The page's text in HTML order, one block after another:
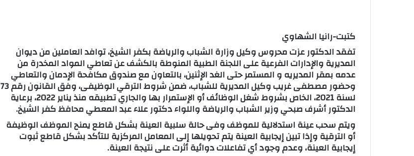
كتبت-رانيا الشهاوي
تفقد الدكتور عزت محروس وكيل وزارة الشباب والرياضة بكفر الشيخ، توافد العاملين من ديوان
المديرية والإدارات الفرعية على اللجنة الطبية المنوطة بالكشف عن تعاطي المواد المخدرة من
عدمه بمقر المديريه و المستمر حتى الغد الإثنين، بالتعاون مع صندوق مكافحة الإدمان والتعاطي
وحضور مصطفى غريب وكيل المديرية للشباب، ضمن شروط الترقي الوظيفى، وفق القانون رقم 73
لسنة 2021، الخاص بشروط شغل الوظائف أو الإستمرار بها والجاري تطبيقه منذ يناير 2022، برعاية
الدكتور أشرف صبحي وزير الشباب والرياضة واللواء دكتور علاء عبد المعطي محافظ كفر الشيخ.
ويتم سحب عينة استدلالية للموظف وفى حالة سلبية العينة بشكل قاطع يمنح الموظف الوظيفة
أو الترقية وإذا تبين إيجابية العينة يتم تحويلها إلى المعامل المركزية للتأكد بشكل قاطع ثبوت
إيجابية العينة، وعدم وجود أي تفاعلات دوائية أثرت على نتيجة العينة.